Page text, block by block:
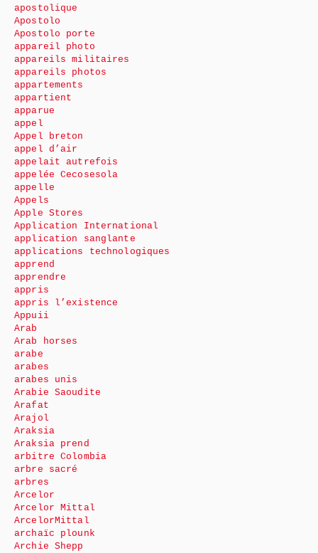
apostolique
Apostolo
Apostolo porte
appareil photo
appareils militaires
appareils photos
appartements
appartient
apparue
appel
Appel breton
appel d’air
appelait autrefois
appelée Cecosesola
appelle
Appels
Apple Stores
Application International
application sanglante
applications technologiques
apprend
apprendre
appris
appris l’existence
Appuii
Arab
Arab horses
arabe
arabes
arabes unis
Arabie Saoudite
Arafat
Arajol
Araksia
Araksia prend
arbitre Colombia
arbre sacré
arbres
Arcelor
Arcelor Mittal
ArcelorMittal
archaïc plounk
Archie Shepp